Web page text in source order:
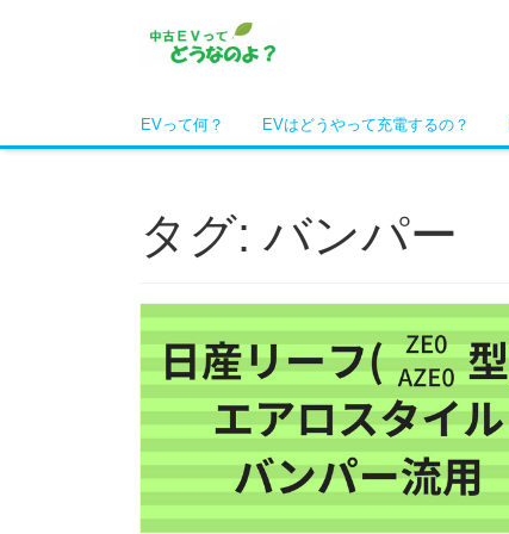
EVって何？ EVはどうやって充電するの？
タグ: バンパー